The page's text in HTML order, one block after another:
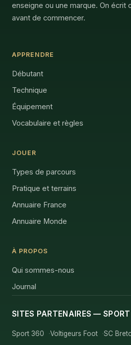
enseigne ou une marque. On écrit
avant de commencer.
APPRENDRE
Débutant
Technique
Équipement
Vocabulaire et règles
JOUER
Types de parcours
Pratique et terrains
Annuaire France
Annuaire Monde
À PROPOS
Qui sommes-nous
Journal
SITES PARTENAIRES — SPORT
Sport 360 Voltigeurs Foot
SC